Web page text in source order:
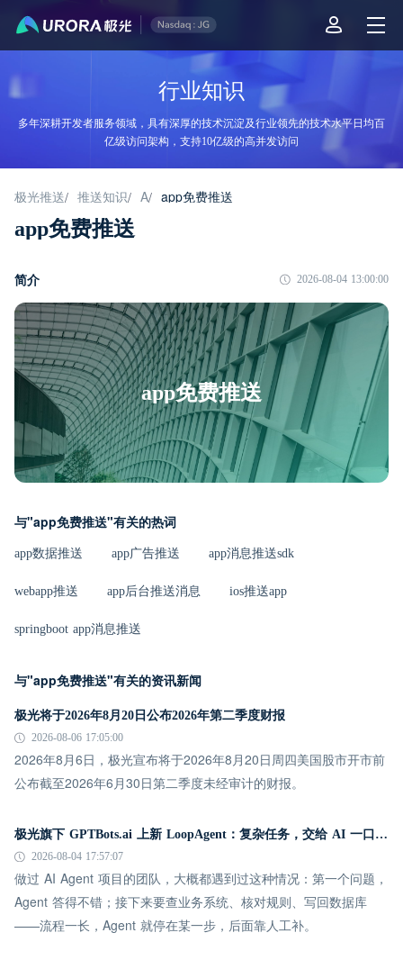
行业知识
多年深耕开发者服务领域，具有深厚的技术沉淀及行业领先的技术水平日均百
亿级访问架构，支持10亿级的高并发访问
极光推送/ 推送知识/ A/ app免费推送
app免费推送
简介 2026-08-04 13:00:00
app免费推送
与"app免费推送"有关的热词
app数据推送 app广告推送 app消息推送sdk
webapp推送 app后台推送消息 ios推送app
springboot app消息推送
与"app免费推送"有关的资讯新闻
极光将于2026年8月20日公布2026年第二季度财报
2026-08-06 17:05:00
2026年8月6日，极光宣布将于2026年8月20日周四美国股市开市前
公布截至2026年6月30日第二季度未经审计的财报。
极光旗下 GPTBots.ai 上新 LoopAgent：复杂任务，交给 AI 一口气跑完
2026-08-04 17:57:07
做过 AI Agent 项目的团队，大概都遇到过这种情况：第一个问题，
Agent 答得不错；接下来要查业务系统、核对规则、写回数据库
——流程一长，Agent 就停在某一步，后面靠人工补。